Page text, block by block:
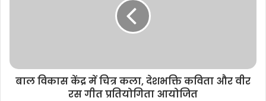
e
बाल विकास केंद्र में चित्र कला, देशभक्ति कविता और वीर
रस गीत प्रतियोगिता आयोजित